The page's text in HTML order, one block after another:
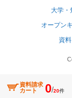
大学・
オープン
資
資料請求
カート
0/20件